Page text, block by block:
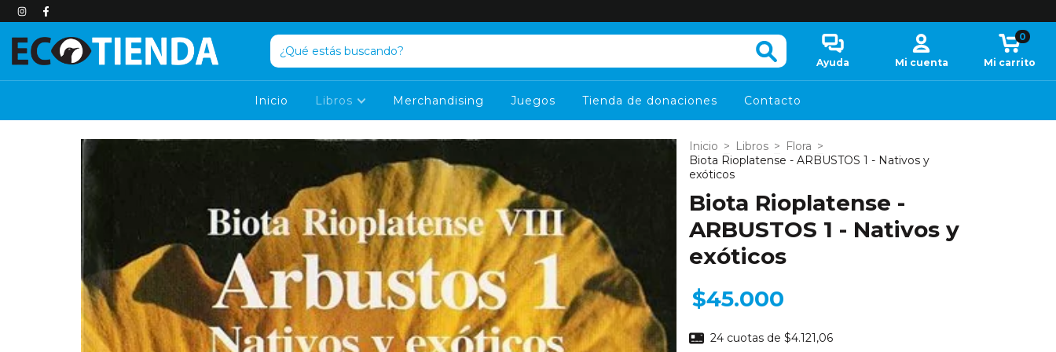
Ayuda Mi cuenta Mi carrito
0
Inicio Libros Merchandising Juegos Tienda de donaciones Contacto
Inicio > Libros > Flora >
Biota Rioplatense - ARBUSTOS 1 - Nativos y
exóticos
Biota Rioplatense -
ARBUSTOS 1 - Nativos y
exóticos
$45.000
24 cuotas de $4.121,06